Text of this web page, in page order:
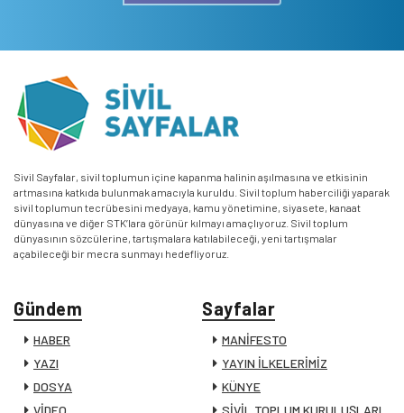
Sivil Sayfalar, sivil toplumun içine kapanma halinin aşılmasına ve etkisinin
artmasına katkıda bulunmak amacıyla kuruldu. Sivil toplum haberciliği yaparak
sivil toplumun tecrübesini medyaya, kamu yönetimine, siyasete, kanaat
dünyasına ve diğer STK’lara görünür kılmayı amaçlıyoruz. Sivil toplum
dünyasının sözcülerine, tartışmalara katılabileceği, yeni tartışmalar
açabileceği bir mecra sunmayı hedefliyoruz.
Gündem
HABER
YAZI
DOSYA
Sayfalar
MANİFESTO
YAYIN İLKELERİMİZ
KÜNYE